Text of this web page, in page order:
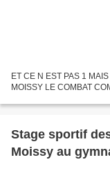
ET CE N EST PAS 1
MOISSY LE COMBAT
Stage sportif
Moissy au